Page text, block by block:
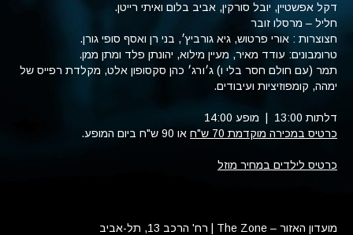
דקל אפשטיין, יובל סורקין, אביב בלום ואיתי רייטן.
חליל – מרסלו זובר
חצוצרות : אורי פרטוש, גיא גורביץ׳, בני רן ואסף סופי גורן.
טרומבונים: עודד מאיר, מעיין מילוא, יהונתן פלד ומתן ממן.
תמר (עם חולם חסר בלי ו) ג׳ורג׳ כהן סקסופון אלט, מקלדת רפייס של
ימהה, קומפוזיציות ועיבודים.
דלתות 13:00 | מופע 14:00
כרטיס במכירה מוקדמת 70 ש"ח
או 90 ש"ח ביום המופע.
כרטיס לילדים במחיר מוזל
מועדון האזור – The Zone | רח' הרכב 13, תל-אביב